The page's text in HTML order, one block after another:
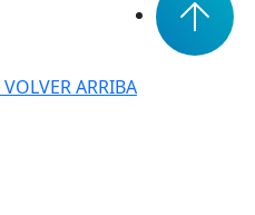
VOLVER ARRIBA